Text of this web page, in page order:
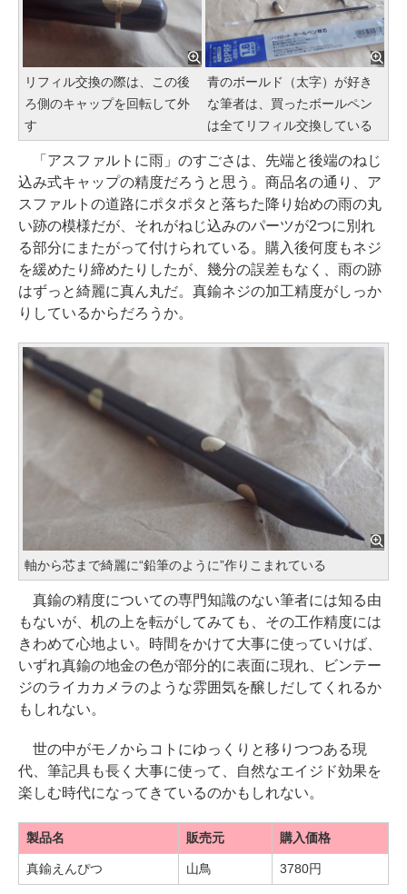
リフィル交換の際は、この後
ろ側のキャップを回転して外
す
青のボールド（太字）が好き
な筆者は、買ったボールペン
は全てリフィル交換している
「アスファルトに雨」のすごさは、先端と後端のねじ
込み式キャップの精度だろうと思う。商品名の通り、ア
スファルトの道路にポタポタと落ちた降り始めの雨の丸
い跡の模様だが、それがねじ込みのパーツが2つに別れ
る部分にまたがって付けられている。購入後何度もネジ
を緩めたり締めたりしたが、幾分の誤差もなく、雨の跡
はずっと綺麗に真ん丸だ。真鍮ネジの加工精度がしっか
りしているからだろうか。
軸から芯まで綺麗に“鉛筆のように”作りこまれている
真鍮の精度についての専門知識のない筆者には知る由
もないが、机の上を転がしてみても、その工作精度には
きわめて心地よい。時間をかけて大事に使っていけば、
いずれ真鍮の地金の色が部分的に表面に現れ、ビンテー
ジのライカカメラのような雰囲気を醸しだしてくれるか
もしれない。
世の中がモノからコトにゆっくりと移りつつある現
代、筆記具も長く大事に使って、自然なエイジド効果を
楽しむ時代になってきているのかもしれない。
製品名 販売元 購入価格
真鍮えんぴつ 山鳥 3780円